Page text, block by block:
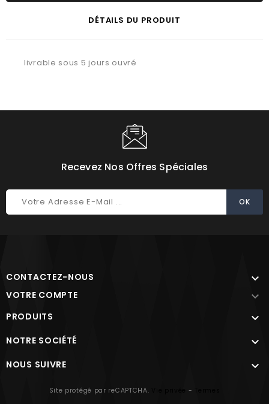
DÉTAILS DU PRODUIT
livrable sous 5 jours ouvré
Recevez Nos Offres Spéciales
CONTACTEZ-NOUS 
VOTRE COMPTE 
PRODUITS 
NOTRE SOCIÉTÉ 
NOUS SUIVRE 
Site protégé par reCAPTCHA. -